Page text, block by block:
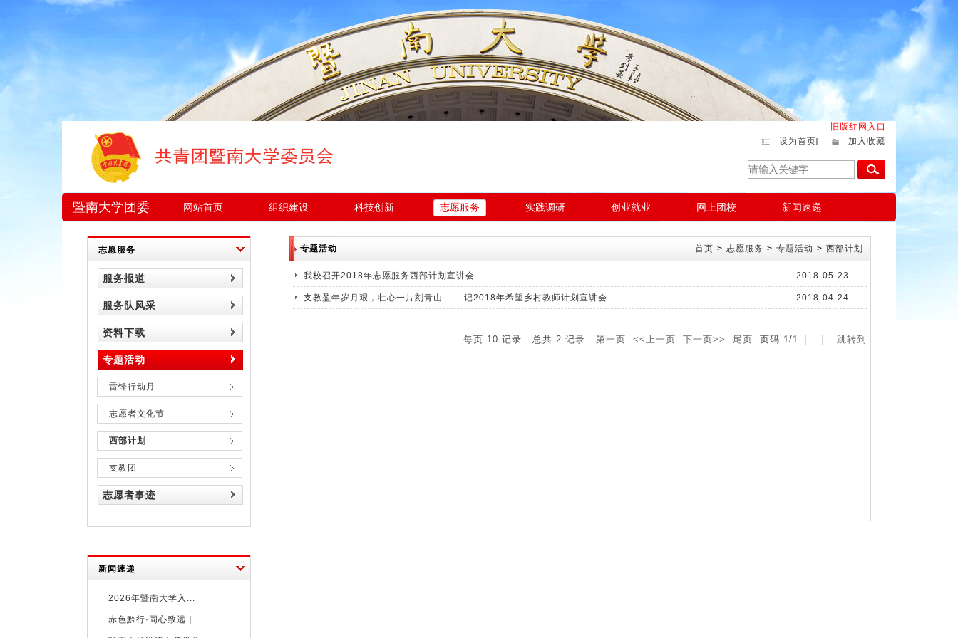
旧版红网入口
设为首页
加入收藏
暨南大学团委 网站首页 组织建设 科技创新 志愿服务 实践调研 创业就业 网上团校 新闻速递
志愿服务
服务报道
服务队风采
资料下载
专题活动
雷锋行动月
志愿者文化节
西部计划
支教团
志愿者事迹
新闻速递
2026年暨南大学入...
赤色黔行·同心致远｜...
专题活动 首页 > 志愿服务 > 专题活动 > 西部计划
我校召开2018年志愿服务西部计划宣讲会 2018-05-23
支教盈年岁月艰，壮心一片刻青山 ——记2018年希望乡村教师计划宣讲会 2018-04-24
每页 10 记录 总共 2 记录 第一页 <<上一页 下一页>> 尾页 页码 1/1 跳转到